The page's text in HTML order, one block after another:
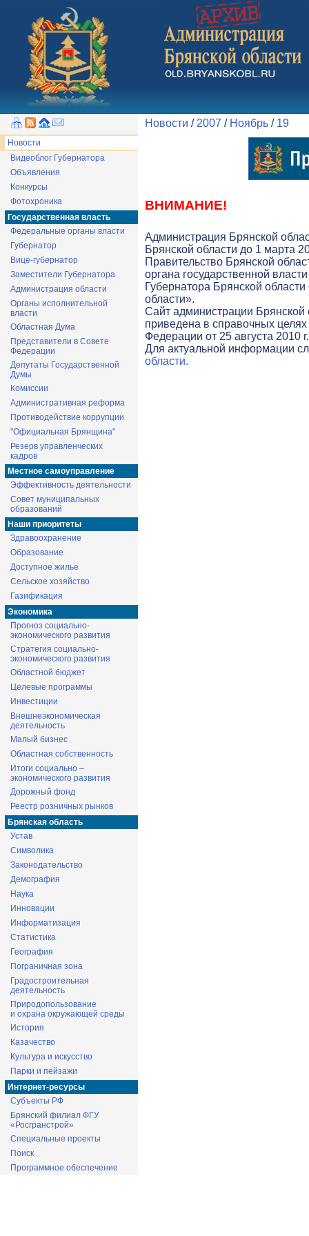
Новости
Видеоблог Губернатора
Объявления
Конкурсы
Фотохроника
Государственная власть
Федеральные органы власти
Губернатор
Вице-губернатор
Заместители Губернатора
Администрация области
Органы исполнительной
власти
Областная Дума
Представители в Совете
Федерации
Депутаты Государственной
Думы
Комиссии
Административная реформа
Противодействие коррупции
"Официальная Брянщина"
Резерв управленческих
кадров
Местное самоуправление
Эффективность деятельности
Совет муниципальных
образований
Наши приоритеты
Здравоохранение
Образование
Доступное жилье
Сельское хозяйство
Газификация
Экономика
Прогноз социально-
экономического развития
Стратегия социально-
экономического развития
Областной бюджет
Целевые программы
Инвестиции
Внешнеэкономическая
деятельность
Малый бизнес
Областная собственность
Итоги социально –
экономического развития
Дорожный фонд
Реестр розничных рынков
Брянская область
Устав
Символика
Законодательство
Демография
Наука
Инновации
Информатизация
Статистика
География
Пограничная зона
Градостроительная
деятельность
Природопользование
и охрана окружающей среды
История
Казачество
Культура и искусство
Парки и пейзажи
Интернет-ресурсы
Субъекты РФ
Брянский филиал ФГУ
«Росгранстрой»
Специальные проекты
Поиск
Программное обеспечение
Новости / 2007 / Ноябрь / 19
ВНИМАНИЕ!
Администрация Брянской
Брянской области до 1 марта
Правительство Брянской
органа государственной
Губернатора Брянской
области».
Cайт администрации
приведена в справочных целях
Федерации от 25 августа 2010
Для актуальной информации
области.